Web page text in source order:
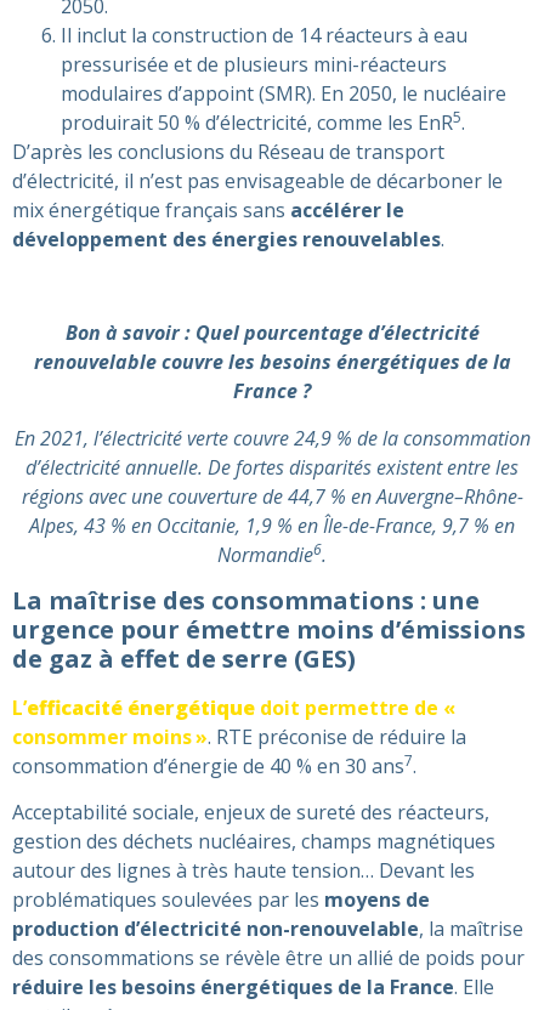
2050.
Il inclut la construction de 14 réacteurs à eau
pressurisée et de plusieurs mini-réacteurs
modulaires d’appoint (SMR). En 2050, le nucléaire
produirait 50 % d’électricité, comme les EnR5.
D’après les conclusions du Réseau de transport
d’électricité, il n’est pas envisageable de décarboner le
mix énergétique français sans accélérer le
développement des énergies renouvelables.
Bon à savoir : Quel pourcentage d’électricité
renouvelable couvre les besoins énergétiques de la
France ?
En 2021, l’électricité verte couvre 24,9 % de la consommation
d’électricité annuelle. De fortes disparités existent entre les
régions avec une couverture de 44,7 % en Auvergne–Rhône-
Alpes, 43 % en Occitanie, 1,9 % en Île-de-France, 9,7 % en
Normandie6.
La maîtrise des consommations : une
urgence pour émettre moins d’émissions
de gaz à effet de serre (GES)
L’efficacité énergétique doit permettre de «
consommer moins ». RTE préconise de réduire la
consommation d’énergie de 40 % en 30 ans7.
Acceptabilité sociale, enjeux de sureté des réacteurs,
gestion des déchets nucléaires, champs magnétiques
autour des lignes à très haute tension… Devant les
problématiques soulevées par les moyens de
production d’électricité non-renouvelable, la maîtrise
des consommations se révèle être un allié de poids pour
réduire les besoins énergétiques de la France. Elle